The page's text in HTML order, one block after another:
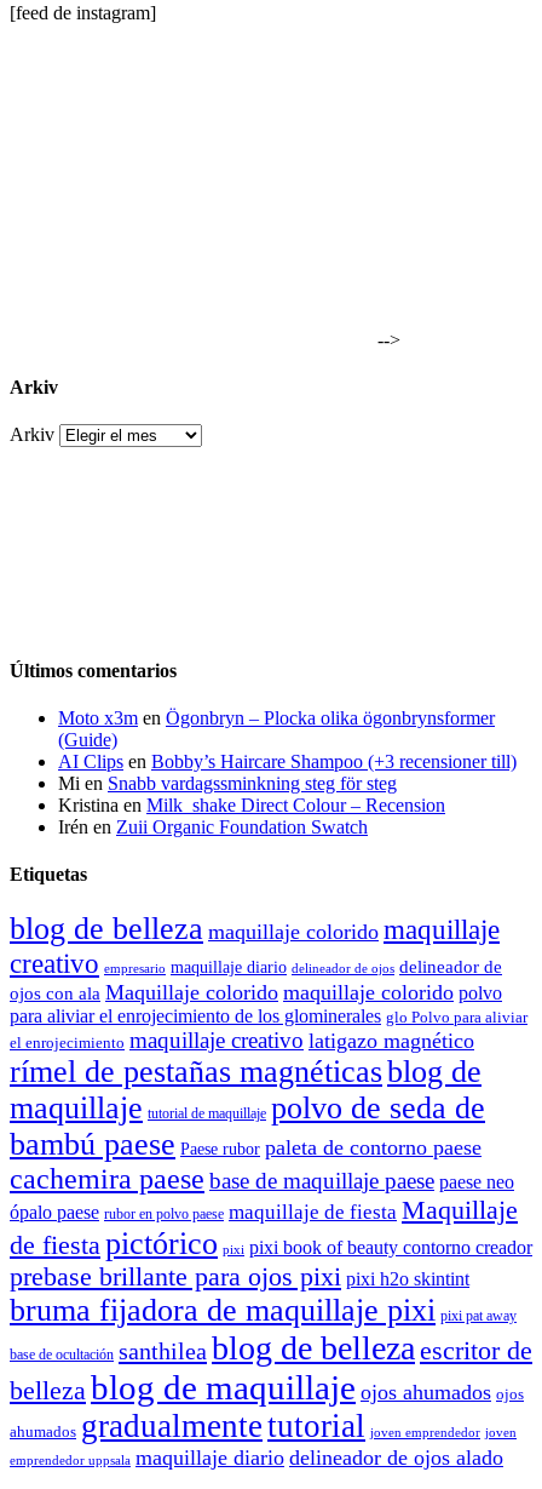
[feed de instagram]
-->
Arkiv
Arkiv
Últimos comentarios
Moto x3m en Ögonbryn – Plocka olika ögonbrynsformer
(Guide)
AI Clips en Bobby’s Haircare Shampoo (+3 recensioner till)
Mi en Snabb vardagssminkning steg för steg
Kristina en Milk_shake Direct Colour – Recension
Irén en Zuii Organic Foundation Swatch
Etiquetas
blog de belleza maquillaje colorido maquillaje
creativo empresario maquillaje diario delineador de ojos delineador de
ojos con ala Maquillaje colorido maquillaje colorido polvo
para aliviar el enrojecimiento de los glominerales glo Polvo para aliviar
el enrojecimiento maquillaje creativo latigazo magnético
rímel de pestañas magnéticasblog de
maquillaje tutorial de maquillaje polvo de seda de
bambú paese Paese rubor paleta de contorno paese
cachemira paese base de maquillaje paese paese neo
ópalo paese rubor en polvo paese maquillaje de fiesta Maquillaje
de fiestapictórico pixi pixi book of beauty contorno creador
prebase brillante para ojos pixi pixi h2o skintint
bruma fijadora de maquillaje pixi pixi pat away
base de ocultación santhileablog de bellezaescritor de
bellezablog de maquillaje ojos ahumados ojos
ahumados gradualmentetutorial joven emprendedor joven
emprendedor uppsala maquillaje diario delineador de ojos alado